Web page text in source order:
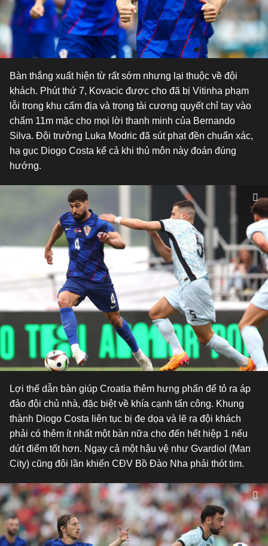
Bàn thắng xuất hiện từ rất sớm nhưng lại thuộc về đội
khách. Phút thứ 7, Kovacic được cho đã bị Vitinha phạm
lỗi trong khu cấm địa và trọng tài cương quyết chỉ tay vào
chấm 11m mặc cho mọi lời thanh minh của Bernando
Silva. Đội trưởng Luka Modric đã sút phạt đền chuẩn xác,
hạ gục Diogo Costa kể cả khi thủ môn này đoán đúng
hướng.
Lợi thế dẫn bàn giúp Croatia thêm hưng phấn để tỏ ra áp
đảo đội chủ nhà, đặc biệt về khía cạnh tấn công. Khung
thành Diogo Costa liên tục bị đe dọa và lẽ ra đội khách
phải có thêm ít nhất một bàn nữa cho đến hết hiệp 1 nếu
dứt điểm tốt hơn. Ngay cả một hậu vệ như Gvardiol (Man
City) cũng đôi lần khiến CĐV Bồ Đào Nha phải thót tim.